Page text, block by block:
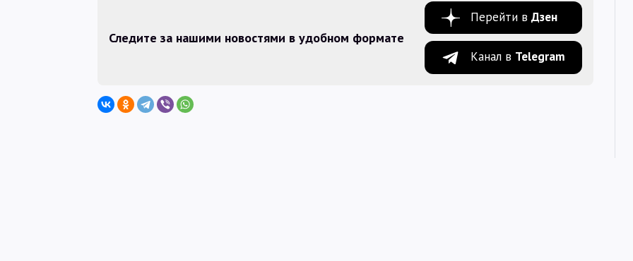
Следите за нашими новостями в удобном формате
Перейти в Дзен
Канал в Telegram